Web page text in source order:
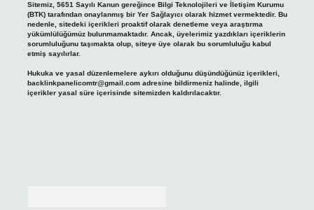
Sitemiz, 5651 Sayılı Kanun gereğince Bilgi Teknolojileri ve İletişim Kurumu
(BTK) tarafından onaylanmış bir Yer Sağlayıcı olarak hizmet vermektedir. Bu
nedenle, sitedeki içerikleri proaktif olarak denetleme veya araştırma
yükümlülüğümüz bulunmamaktadır. Ancak, üyelerimiz yazdıkları içeriklerin
sorumluluğunu taşımakta olup, siteye üye olarak bu sorumluluğu kabul
etmiş sayılırlar.
Hukuka ve yasal düzenlemelere aykırı olduğunu düşündüğünüz içerikleri,
backlinkpanelicomtr@gmail.comadresine bildirmeniz halinde, ilgili
içerikler yasal süre içerisinde sitemizden kaldırılacaktır.